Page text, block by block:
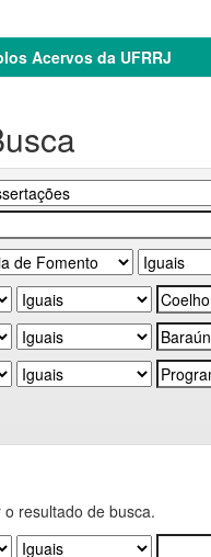
Acervos da UFRRJ
resultado de busca.